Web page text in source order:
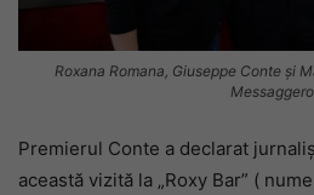
Roxana Romana, Giuseppe Conte și
Messaggero
Premierul Conte a declarat
această vizită la „Roxy Bar” (